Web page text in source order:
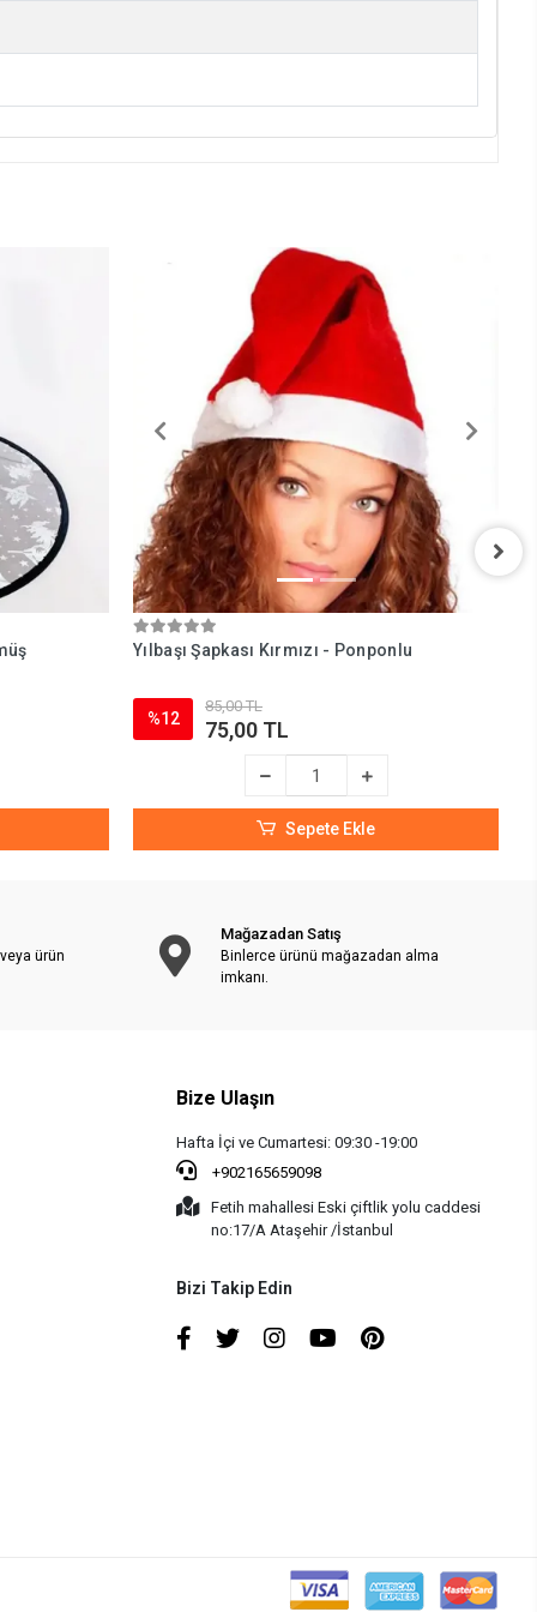
Yılbaşı Şapkası Kırmızı - Ponponlu
%12
85,00 TL
75,00 TL
Sepete Ekle
ürün
Mağazadan Satış
Binlerce ürünü mağazadan alma
imkanı.
Bize Ulaşın
Hafta İçi ve Cumartesi: 09:30 -19:00
+902165659098
Fetih mahallesi Eski çiftlik yolu caddesi
no:17/A Ataşehir /İstanbul
Bizi Takip Edin